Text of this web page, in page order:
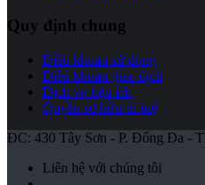
Quy định chung
Điều khoản sử dụng
Điều khoản giao dịch
Dịch vụ tiện ích
Quyền sở hữu trí tuệ
ĐC: 430 Tây Sơn - P. Đống Đa -
Liên hệ với chúng tôi